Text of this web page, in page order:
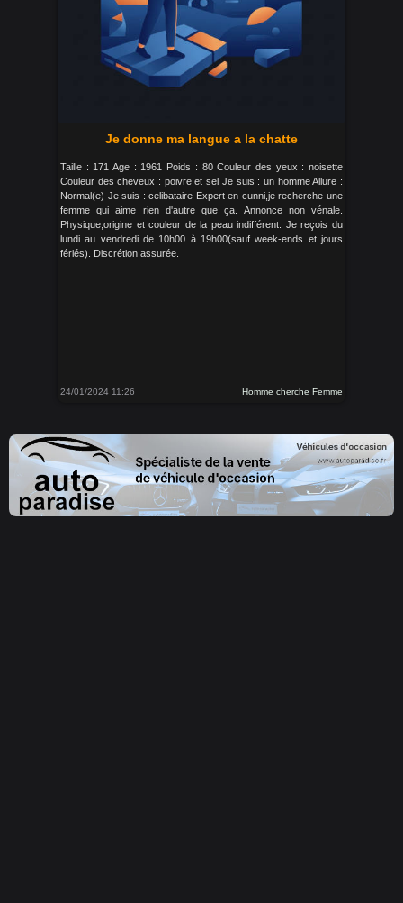
Je donne ma langue a la chatte
Taille : 171 Age : 1961 Poids : 80 Couleur des yeux : noisette
Couleur des cheveux : poivre et sel Je suis : un homme Allure :
Normal(e) Je suis : celibataire Expert en cunni,je recherche une
femme qui aime rien d'autre que ça. Annonce non vénale.
Physique,origine et couleur de la peau indifférent. Je reçois du
lundi au vendredi de 10h00 à 19h00(sauf week-ends et jours
fériés). Discrétion assurée.
24/01/2024 11:26 Homme cherche Femme